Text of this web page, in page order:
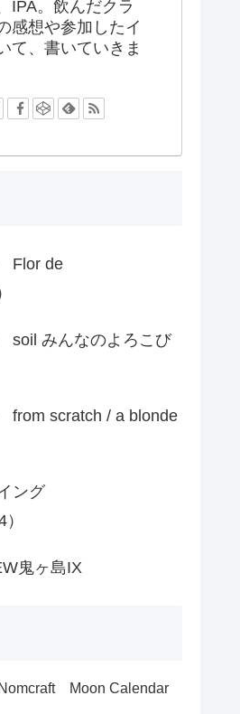
IPA。飲んだクラ
感想や参加したイ
て、書いていきま
Flor de
soil みんなのよろこび
scratch / a blonde
ング
鬼ヶ島IX
Nomcraft Moon Calendar